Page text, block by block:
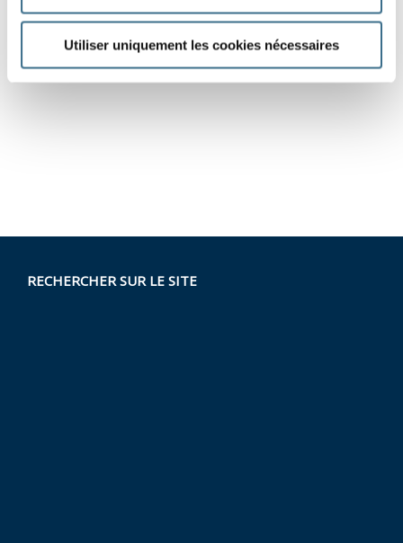
Utiliser uniquement les cookies nécessaires
RECHERCHER SUR LE SITE